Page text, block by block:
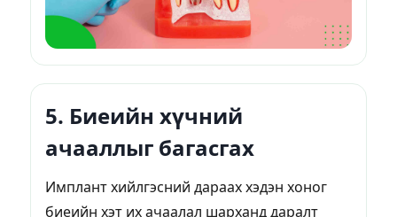
5. Биеийн хүчний
ачааллыг багасгах
Имплант хийлгэсний дараах хэдэн хоног
биеийн хэт их ачаалал шарханд даралт